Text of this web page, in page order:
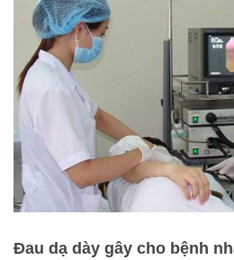
Đau dạ dày gây cho bệnh